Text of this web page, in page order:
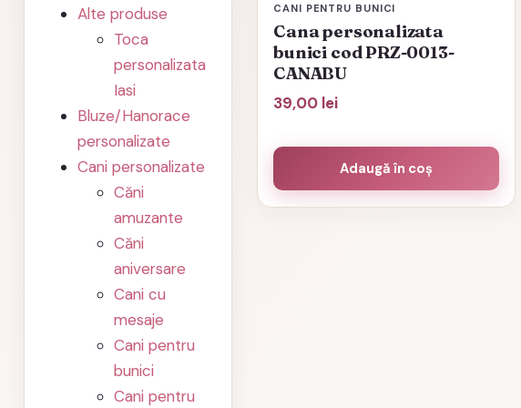
Alte produse
Toca
personalizata
Iasi
Bluze/Hanorace
personalizate
Cani personalizate
Căni
amuzante
Căni
aniversare
Cani cu
mesaje
Cani pentru
bunici
Cani pentru
CANI PENTRU BUNICI
Cana personalizata
bunici cod PRZ-0013-
CANABU
39,00 lei
Adaugă în coș